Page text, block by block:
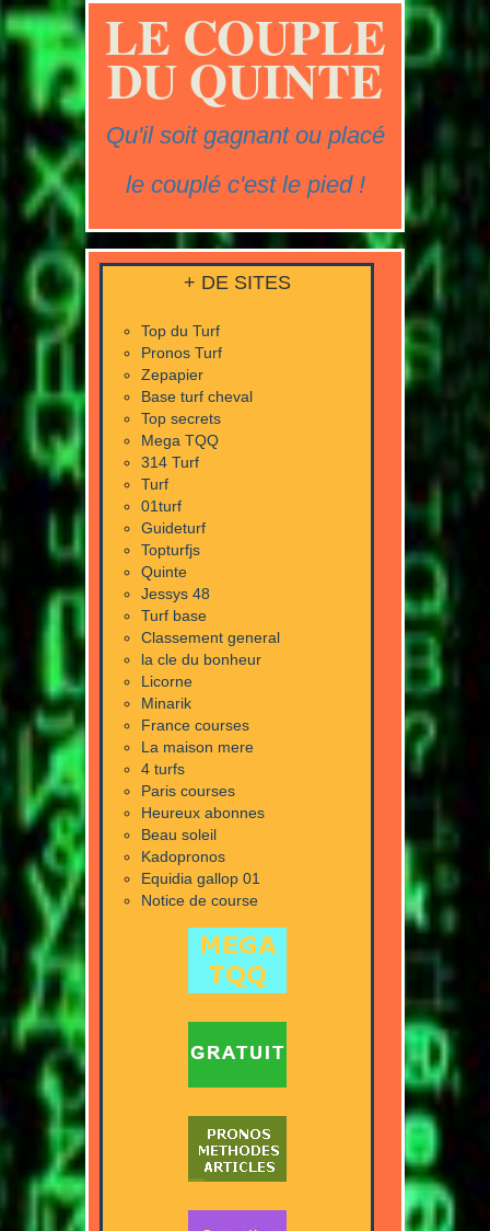
LE COUPLE
DU QUINTE
Qu'il soit gagnant ou placé
le couplé c'est le pied !
+ DE SITES
Top du Turf
Pronos Turf
Zepapier
Base turf cheval
Top secrets
Mega TQQ
314 Turf
Turf
01turf
Guideturf
Topturfjs
Quinte
Jessys 48
Turf base
Classement general
la cle du bonheur
Licorne
Minarik
France courses
La maison mere
4 turfs
Paris courses
Heureux abonnes
Beau soleil
Kadopronos
Equidia gallop 01
Notice de course